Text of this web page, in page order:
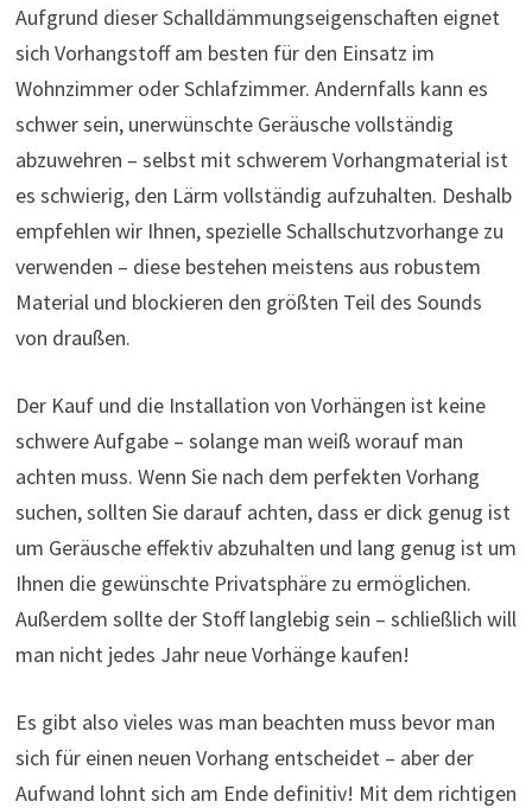
Aufgrund dieser Schalldämmungseigenschaften eignet
sich Vorhangstoff am besten für den Einsatz im
Wohnzimmer oder Schlafzimmer. Andernfalls kann es
schwer sein, unerwünschte Geräusche vollständig
abzuwehren – selbst mit schwerem Vorhangmaterial ist
es schwierig, den Lärm vollständig aufzuhalten. Deshalb
empfehlen wir Ihnen, spezielle Schallschutzvorhange zu
verwenden – diese bestehen meistens aus robustem
Material und blockieren den größten Teil des Sounds
von draußen.
Der Kauf und die Installation von Vorhängen ist keine
schwere Aufgabe – solange man weiß worauf man
achten muss. Wenn Sie nach dem perfekten Vorhang
suchen, sollten Sie darauf achten, dass er dick genug ist
um Geräusche effektiv abzuhalten und lang genug ist um
Ihnen die gewünschte Privatsphäre zu ermöglichen.
Außerdem sollte der Stoff langlebig sein – schließlich will
man nicht jedes Jahr neue Vorhänge kaufen!
Es gibt also vieles was man beachten muss bevor man
sich für einen neuen Vorhang entscheidet – aber der
Aufwand lohnt sich am Ende definitiv! Mit dem richtigen